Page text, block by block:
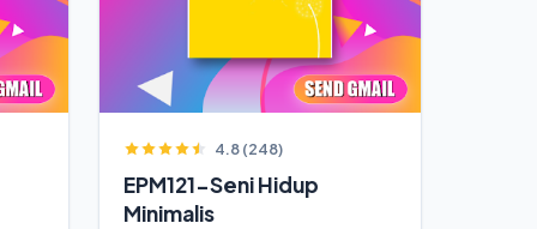
4.8 (248)
EPM121-Seni Hidup
Minimalis